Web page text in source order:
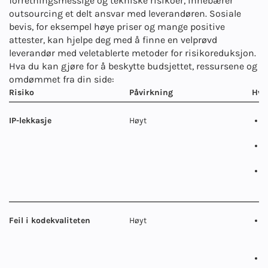
outsourcing et delt ansvar med leverandøren. Sosiale
bevis, for eksempel høye priser og mange positive
attester, kan hjelpe deg med å finne en velprøvd
leverandør med veletablerte metoder for risikoreduksjon.
Hva du kan gjøre for å beskytte budsjettet, ressursene og
omdømmet fra din side:
Risiko Påvirkning
IP-lekkasje Høyt
Feil i kodekvaliteten Høyt